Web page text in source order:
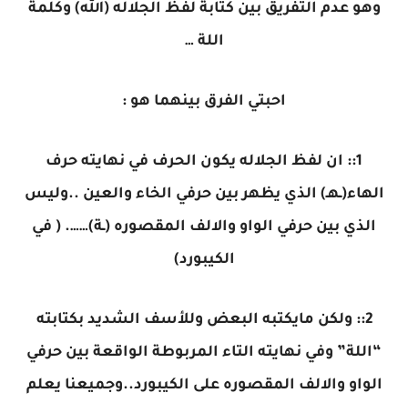
وهو عدم التفريق بين كتابة لفظ الجلاله (الله) وكلمة
اللة …
احبتي الفرق بينهما هو :
1:: ان لفظ الجلاله يكون الحرف في نهايته حرف
الهاء(ـهـ) الذي يظهر بين حرفي الخاء والعين ..وليس
الذي بين حرفي الواو والالف المقصوره (ـة)……. ( في
الكيبورد)
2:: ولكن مايكتبه البعض وللأسف الشديد بكتابته
“اللة” وفي نهايته التاء المربوطة الواقعة بين حرفي
الواو والالف المقصوره على الكيبورد..وجميعنا يعلم